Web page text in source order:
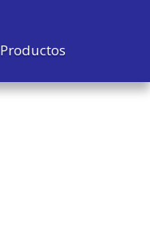
Productos